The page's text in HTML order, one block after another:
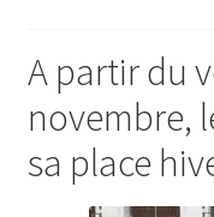
A partir du
novembre,
sa place